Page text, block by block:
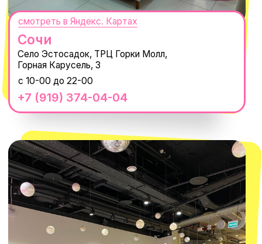
ИП Проворный Алексей Алексеевич
ИНН 667114098580
ОГРНИП 320665800076581
Telegram
WhatsApp
8 800 550-06-92
КОНТАКТЫ
Оплата долями
Доставка и оплата
ПОКУПАТЕЛЯМ
Вакансии
Реквизиты
Магазины
Наши путешествия
Наши проекты
Новости
Каталог
О КОМПАНИИ
Оферта
Пользовательское соглашение
Политика обработки персональных
данных